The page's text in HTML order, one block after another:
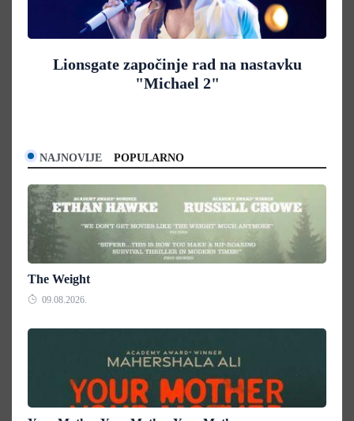
Lionsgate započinje rad na nastavku
"Michael 2"
NAJNOVIJE POPULARNO
The Weight
09.08.2026.